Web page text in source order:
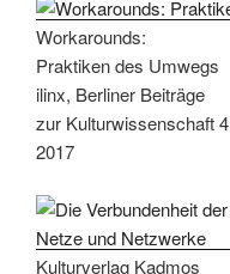
Workarounds:
Praktiken des Umwegs
ilinx, Berliner Beiträge
zur Kulturwissenschaft 4
2017
Kulturverlag Kadmos